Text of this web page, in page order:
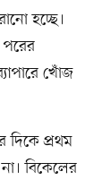
হচ্ছে।
পরের
খোঁজ
দিকে প্রথম
বিকেলের